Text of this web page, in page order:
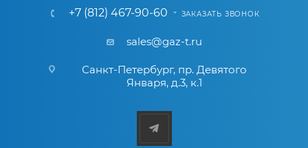
+7 (812) 467-90-60 ЗАКАЗАТЬ ЗВОНОК
sales@gaz-t.ru
Санкт-Петербург, пр. Девятого
Января, д.3, к.1